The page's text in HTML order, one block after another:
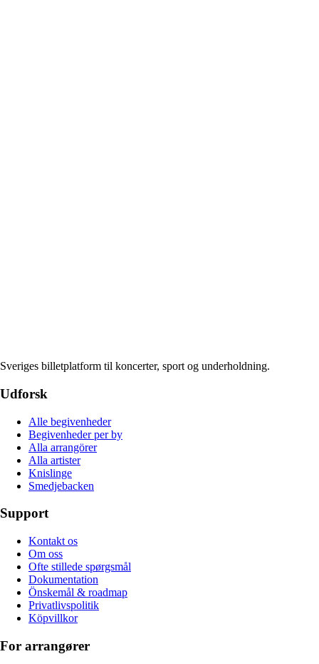
Sveriges billetplatform til koncerter, sport og underholdning.
Udforsk
Alle begivenheder
Begivenheder per by
Alla arrangörer
Alla artister
Knislinge
Smedjebacken
Support
Kontakt os
Om oss
Ofte stillede spørgsmål
Dokumentation
Önskemål & roadmap
Privatlivspolitik
Köpvillkor
For arrangører